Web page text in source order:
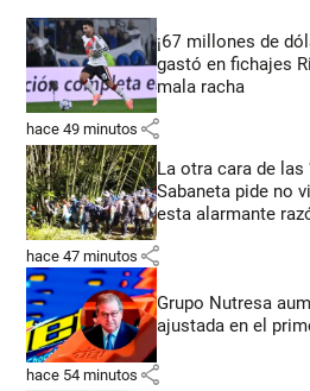
¡67 millones de
gastó en fichajes
mala racha
hace 49 minutos share
La otra cara de las
Sabaneta pide no
esta alarmante
hace 47 minutos share
Grupo Nutresa
ajustada en el
hace 54 minutos share